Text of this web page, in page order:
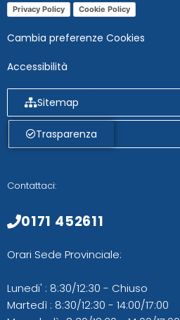
Privacy Policy Cookie Policy
Cambia preferenze Cookies
Accessibilità
Sitemap
Trasparenza
Contattaci:
0171 452611
Orari Sede Provinciale:
Lunedi' : 8:30/12:30 - Chiuso
Martedì : 8:30/12:30 - 14:00/17:00